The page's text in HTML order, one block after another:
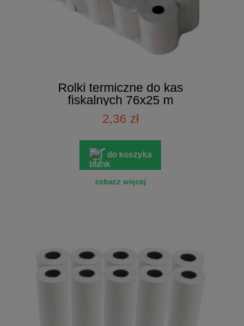
Rolki termiczne do kas
fiskalnych 76x25 m
2,36 zł
do koszyka
zobacz więcej